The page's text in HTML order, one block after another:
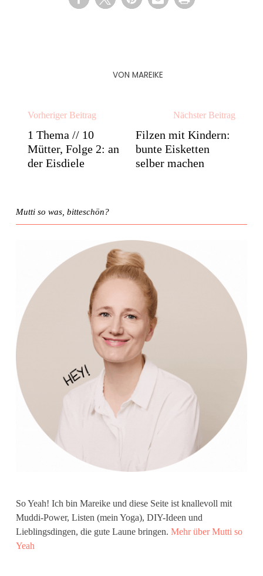
VON MAREIKE
Vorheriger Beitrag
1 Thema // 10
Mütter, Folge 2: an
der Eisdiele
Nächster Beitrag
Filzen mit Kindern:
bunte Eisketten
selber machen
Mutti so was, bitteschön?
So Yeah! Ich bin Mareike und diese Seite ist knallevoll mit
Muddi-Power, Listen (mein Yoga), DIY-Ideen und
Lieblingsdingen, die gute Laune bringen.Mehr über Mutti so
Yeah